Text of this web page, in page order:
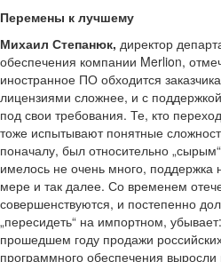
Перемены к лучшему
Михаил Степанюк, директор
обеспечения компании Merlion,
иностранное ПО обходится
лицензиями сложнее, и с
под свои требования. Те, кто
тоже испытывают понятные
поначалу, был относительно
имелось не очень много, поддержка
мере и так далее. Со временем
совершенствуются, и постепенно
„пересидеть“ на импортном,
прошедшем году продажи
программного обеспечения выросли